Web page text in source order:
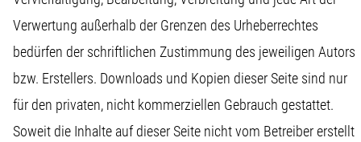
Verwertung außerhalb der Grenzen des Urheberrechtes
bedürfen der schriftlichen Zustimmung des jeweiligen Autors
bzw. Erstellers. Downloads und Kopien dieser Seite sind nur
für den privaten, nicht kommerziellen Gebrauch gestattet.
Soweit die Inhalte auf dieser Seite nicht vom Betreiber erstellt